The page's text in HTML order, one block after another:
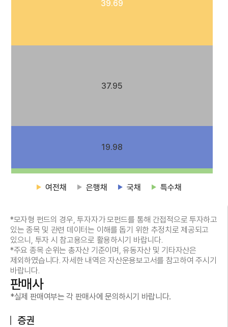
19.98
37.95
39.69
▶ 여전채 ▶ 은행채 ▶ 국채 ▶ 특수채
*모자형 펀드의 경우, 투자자가 모펀드를 통해 간접적으로 투자하고
있는 종목 및 관련 데이터는 이해를 돕기 위한 추정치로 제공되고
있으니, 투자 시 참고용으로 활용하시기 바랍니다.
*주요 종목 순위는 총자산 기준이며, 유동자산 및 기타자산은
제외하였습니다. 자세한 내역은 자산운용보고서를 참고하여 주시기
바랍니다.
판매사
*실제 판매여부는 각 판매사에 문의하시기 바랍니다.
증권